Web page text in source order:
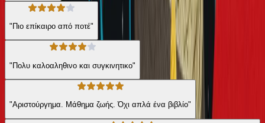
"Πιο επίκαιρο από ποτέ"
"Πολυ καλοαληθινο και συγκινητικο"
"Αριστούργημα. Μάθημα ζωής. Όχι απλά ένα βιβλίο"